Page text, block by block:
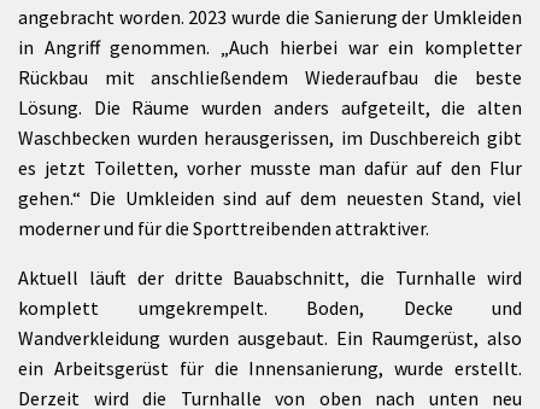
angebracht worden. 2023 wurde die Sanierung der Umkleiden
in Angriff genommen. „Auch hierbei war ein kompletter
Rückbau mit anschließendem Wiederaufbau die beste
Lösung. Die Räume wurden anders aufgeteilt, die alten
Waschbecken wurden herausgerissen, im Duschbereich gibt
es jetzt Toiletten, vorher musste man dafür auf den Flur
gehen.“ Die Umkleiden sind auf dem neuesten Stand, viel
moderner und für die Sporttreibenden attraktiver.
Aktuell läuft der dritte Bauabschnitt, die Turnhalle wird
komplett umgekrempelt. Boden, Decke und
Wandverkleidung wurden ausgebaut. Ein Raumgerüst, also
ein Arbeitsgerüst für die Innensanierung, wurde erstellt.
Derzeit wird die Turnhalle von oben nach unten neu